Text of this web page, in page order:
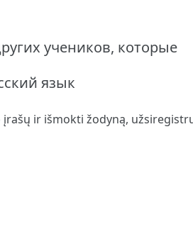
учеников, которые
язык
ir išmokti žodyną,